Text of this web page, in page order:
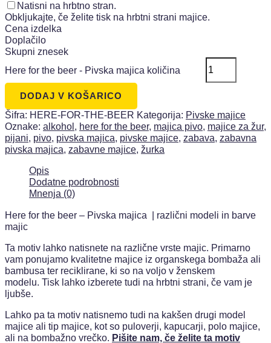
Natisni na hrbtno stran.
Obkljukajte, če želite tisk na hrbtni strani majice.
Cena izdelka
Doplačilo
Skupni znesek
Here for the beer - Pivska majica količina
DODAJ V KOŠARICO
Šifra: HERE-FOR-THE-BEER Kategorija: Pivske majice
Oznake: alkohol, here for the beer, majica pivo, majice za žur,
pijani, pivo, pivska majica, pivske majice, zabava, zabavna
pivska majica, zabavne majice, žurka
Opis
Dodatne podrobnosti
Mnenja (0)
Here for the beer – Pivska majica
| različni modeli in barve
majic
Ta motiv lahko natisnete na različne vrste majic. Primarno
vam ponujamo kvalitetne majice iz organskega bombaža ali
bambusa ter reciklirane, ki so na voljo v ženskem
modelu. Tisk lahko izberete tudi na hrbtni strani, če vam je
ljubše.
Lahko pa ta motiv natisnemo tudi na kakšen drugi model
majice ali tip majice, kot so puloverji, kapucarji, polo majice,
ali na bombažno vrečko. Pišite nam, če želite ta motiv